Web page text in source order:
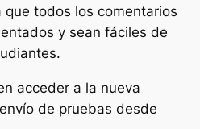
que todos los comentarios
y sean fáciles de
acceder a la nueva
de pruebas desde